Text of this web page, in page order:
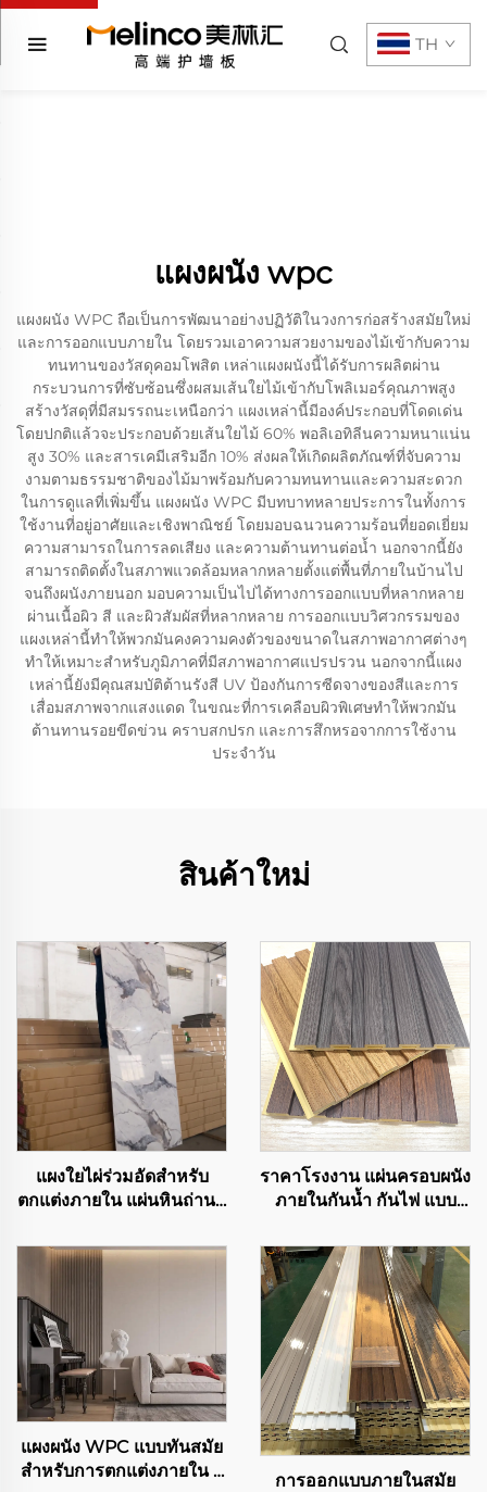
TH
แผงผนัง wpc
แผงผนัง WPC ถือเป็นการพัฒนาอย่างปฏิวัติในวงการก่อสร้างสมัยใหม่
และการออกแบบภายใน โดยรวมเอาความสวยงามของไม้เข้ากับความ
ทนทานของวัสดุคอมโพสิต เหล่าแผงผนังนี้ได้รับการผลิตผ่าน
กระบวนการที่ซับซ้อนซึ่งผสมเส้นใยไม้เข้ากับโพลิเมอร์คุณภาพสูง
สร้างวัสดุที่มีสมรรถนะเหนือกว่า แผงเหล่านี้มีองค์ประกอบที่โดดเด่น
โดยปกติแล้วจะประกอบด้วยเส้นใยไม้ 60% พอลิเอทิลีนความหนาแน่น
สูง 30% และสารเคมีเสริมอีก 10% ส่งผลให้เกิดผลิตภัณฑ์ที่จับความ
งามตามธรรมชาติของไม้มาพร้อมกับความทนทานและความสะดวก
ในการดูแลที่เพิ่มขึ้น แผงผนัง WPC มีบทบาทหลายประการในทั้งการ
ใช้งานที่อยู่อาศัยและเชิงพาณิชย์ โดยมอบฉนวนความร้อนที่ยอดเยี่ยม
ความสามารถในการลดเสียง และความต้านทานต่อน้ำ นอกจากนี้ยัง
สามารถติดตั้งในสภาพแวดล้อมหลากหลายตั้งแต่พื้นที่ภายในบ้านไป
จนถึงผนังภายนอก มอบความเป็นไปได้ทางการออกแบบที่หลากหลาย
ผ่านเนื้อผิว สี และผิวสัมผัสที่หลากหลาย การออกแบบวิศวกรรมของ
แผงเหล่านี้ทำให้พวกมันคงความคงตัวของขนาดในสภาพอากาศต่างๆ
ทำให้เหมาะสำหรับภูมิภาคที่มีสภาพอากาศแปรปรวน นอกจากนี้แผง
เหล่านี้ยังมีคุณสมบัติต้านรังสี UV ป้องกันการซีดจางของสีและการ
เสื่อมสภาพจากแสงแดด ในขณะที่การเคลือบผิวพิเศษทำให้พวกมัน
ต้านทานรอยขีดข่วน คราบสกปรก และการสึกหรอจากการใช้งาน
ประจำวัน
สินค้าใหม่
แผงใยไผ่ร่วมอัดสำหรับ
ตกแต่งภายใน แผ่นหินถ่านที่
พลาสติกแบบแผ่น
ราคาโรงงาน แผ่นครอบผนัง
ภายในกันน้ำ กันไฟ แบบ
หรูสำหรับตกแต่งผนังในบ้าน
แผงผนัง WPC แบบทันสมัย
สำหรับการตกแต่งภายใน ดี
การออกแบบภายในสมัย